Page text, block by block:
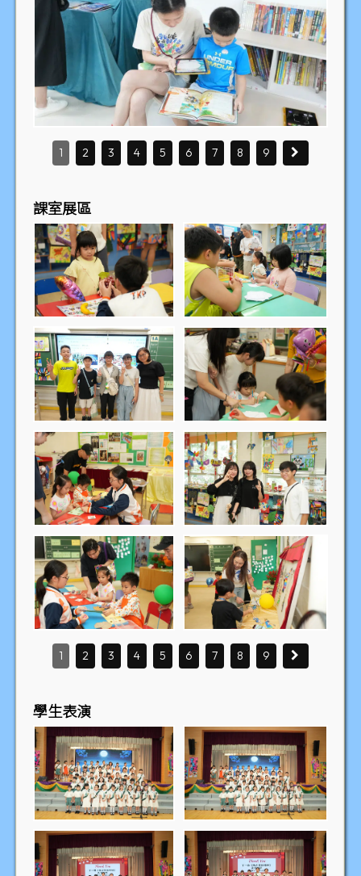
1 2 3 4 5 6 7 8 9
課室展區
1 2 3 4 5 6 7 8 9
學生表演